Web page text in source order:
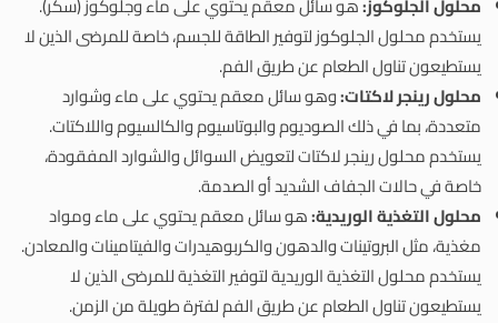
يستخدم محلول الجلوكوز لتوفير الطاقة للجسم، خاصة للمرضى الذين لا
يستطيعون تناول الطعام عن طريق الفم.
محلول رينجر لاكتات:وهو سائل معقم يحتوي على ماء وشوارد
متعددة، بما في ذلك الصوديوم والبوتاسيوم والكالسيوم واللاكتات.
يستخدم محلول رينجر لاكتات لتعويض السوائل والشوارد المفقودة،
خاصة في حالات الجفاف الشديد أو الصدمة.
محلول التغذية الوريدية:هو سائل معقم يحتوي على ماء ومواد
مغذية، مثل البروتينات والدهون والكربوهيدرات والفيتامينات والمعادن.
يستخدم محلول التغذية الوريدية لتوفير التغذية للمرضى الذين لا
يستطيعون تناول الطعام عن طريق الفم لفترة طويلة من الزمن.